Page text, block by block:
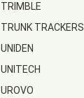
TRIMBLE
TRUNK TRACKERS
UNIDEN
UNITECH
UROVO